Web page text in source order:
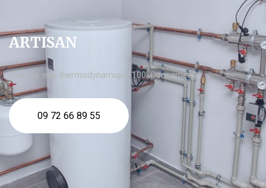
ARTISAN
chauffe eau thermodynamique 100l Concarneau
09 72 66 89 55